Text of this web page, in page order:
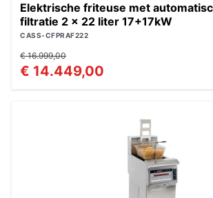
Elektrische friteuse met
filtratie 2 x 22 liter 17+17kW
CASS-CFPRAF222
€ 16.999,00
€ 14.449,00